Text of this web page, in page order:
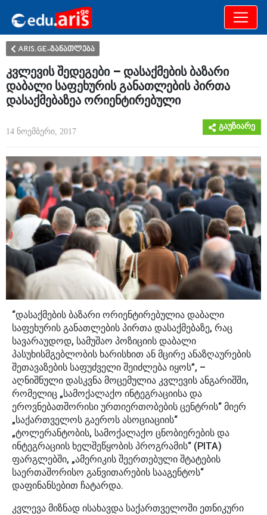
განათლება
ARIS.GE-განათლება
კვლევის შედეგები – დასაქმების ბაზარი
დაბალი საფეხურის განათლების პირთა
დასაქმებაზეა ორიენტირებული
14 ნოემბერი, 2017
გაუზიარე
“დასაქმების ბაზარი ორიენტირებულია დაბალი
საფეხურის განათლების პირთა დასაქმებაზე, რაც
სავარაუდოდ, სამუშაო პოზიციის დაბალი
პასუხისმგებლობის ხარისხით ან მცირე ანაზღაურების
შეთავაზების საფუძველი შეიძლება იყოს”, –
აღნიშნული დასკვნა მოცემულია კვლევის ანგარიშში,
რომელიც „სამოქალაქო ინტეგრაციისა და
ეროვნებათშორისი ურთიერთობების ცენტრის“ მიერ
„საქართველოს გაეროს ასოციაციის“
„ტოლერანტობის, სამოქალაქო ცნობიერების და
ინტეგრაციის ხელშეწყობის პროგრამის“ (PITA)
ფარგლებში, „ამერიკის შეერთებული შტატების
საერთაშორისო განვითარების სააგენტოს“
დაფინანსებით ჩატარდა.
კვლევა მიზნად ისახავდა საქართველოში ეთნიკური